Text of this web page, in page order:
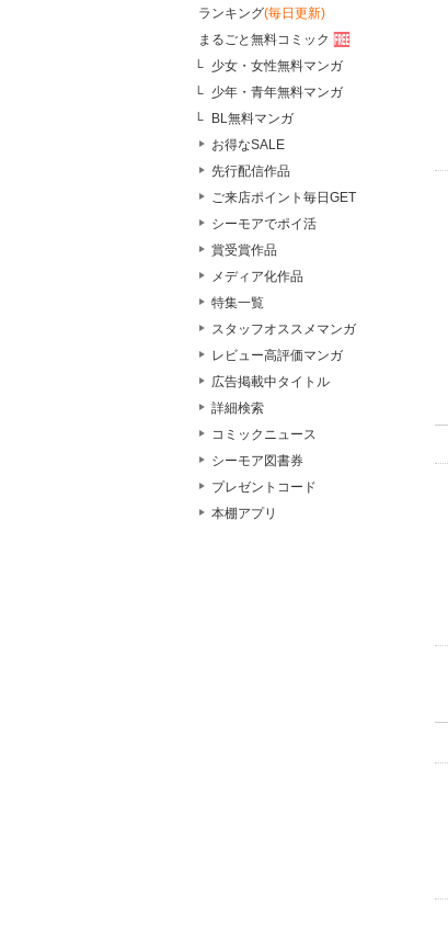
ランキング(毎日更新)
まるごと無料コミック
少女・女性無料マンガ
少年・青年無料マンガ
BL無料マンガ
お得なSALE
先行配信作品
ご来店ポイント毎日GET
シーモアでポイ活
賞受賞作品
メディア化作品
特集一覧
スタッフオススメマンガ
レビュー高評価マンガ
広告掲載中タイトル
詳細検索
コミックニュース
シーモア図書券
プレゼントコード
本棚アプリ